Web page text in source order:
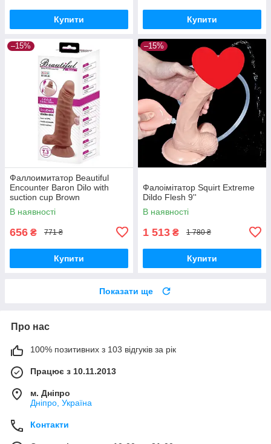
Купити Купити
–15%
Фаллоимитатор Beautiful
Encounter Baron Dilo with
suction cup Brown
В наявності
656 ₴ 771 ₴
Купити
–15%
Фалоімітатор Squirt Extreme
Dildo Flesh 9''
В наявності
1 513 ₴ 1 780 ₴
Купити
Показати ще
Про нас
100% позитивних з 103 відгуків за рік
Працює з 10.11.2013
м. Дніпро
Дніпро, Україна
Контакти